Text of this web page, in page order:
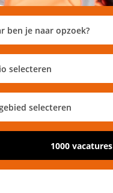
1000 vacatures